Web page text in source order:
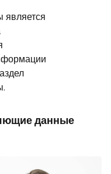
является
данные